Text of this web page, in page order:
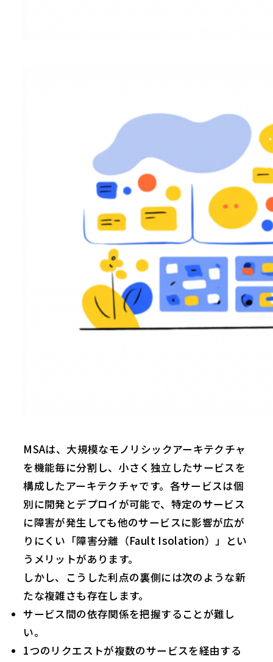
MSAは、大規模なモノリシックアーキテクチャ
を機能毎に分割し、小さく独立したサービスを
構成したアーキテクチャです。各サービスは個
別に開発とデプロイが可能で、特定のサービス
に障害が発生しても他のサービスに影響が広が
りにくい「障害分離（Fault Isolation）」とい
うメリットがあります。
しかし、こうした利点の裏側には次のような新
たな複雑さも存在します。
サービス間の依存関係を把握することが難し
い。
1つのリクエストが複数のサービスを経由する